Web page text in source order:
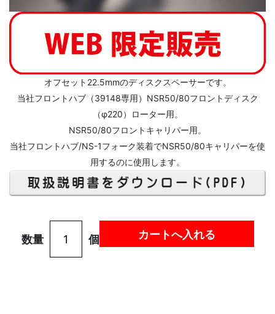
オフセット22.5mmのディスクスペーサーです。
当社フロントハブ（39148専用）NSR50/80フロントディスク
（φ220）ローター用。
NSR50/80フロントキャリパー用。
当社フロントハブ/NS-1フォーク装着でNSR50/80キャリパーを使
用するのに使用します。
数量 個